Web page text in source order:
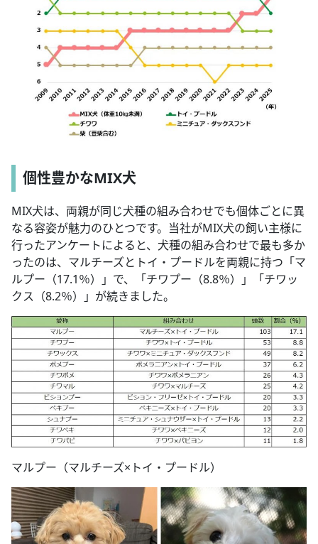
個性豊かなMIX犬
MIX犬は、両親が同じ犬種の組み合わせでも個体ごとに異
なる容姿が魅力のひとつです。当社がMIX犬の飼い主様に
行ったアンケートによると、犬種の組み合わせで最も多か
ったのは、マルチーズとトイ・プードルを両親に持つ「マ
ルプー（17.1％）」で、「チワプー（8.8％）」「チワッ
クス（8.2％）」が続きました。
マルプー（マルチーズ×トイ・プードル）